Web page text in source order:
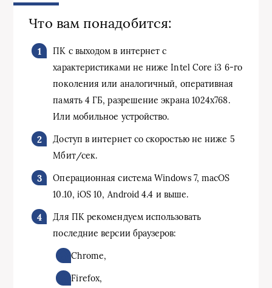
Что вам понадобится:
ПК с выходом в интернет с
характеристиками не ниже Intel Core i3 6-го
поколения или аналогичный, оперативная
память 4 ГБ, разрешение экрана 1024х768.
Или мобильное устройство.
Доступ в интернет со скоростью не ниже 5
Мбит/сек.
Операционная система Windows 7, macOS
10.10, iOS 10, Android 4.4 и выше.
Для ПК рекомендуем использовать
последние версии браузеров:
Chrome,
Firefox,